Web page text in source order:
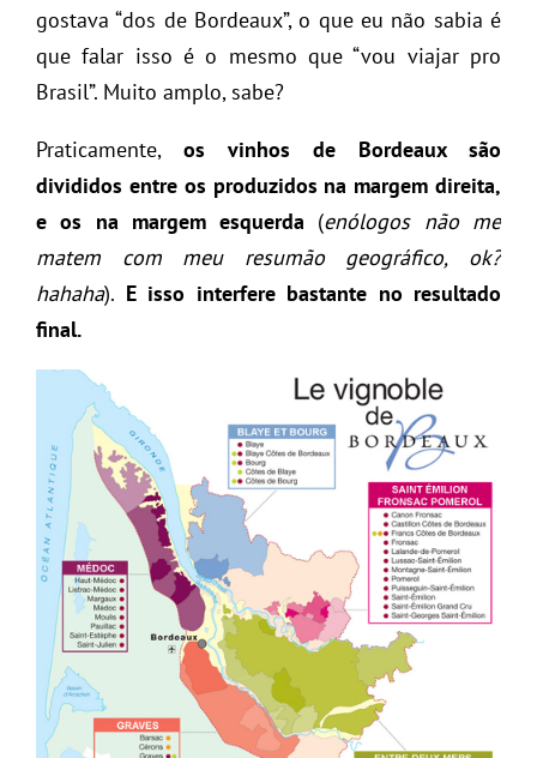
gostava “dos de Bordeaux”, o que eu não sabia é
que falar isso é o mesmo que “vou viajar pro
Brasil”. Muito amplo, sabe?
Praticamente, os vinhos de Bordeaux são
divididos entre os produzidos na margem direita,
e os na margem esquerda (enólogos não me
matem com meu resumão geográfico, ok?
hahaha). E isso interfere bastante no resultado
final.